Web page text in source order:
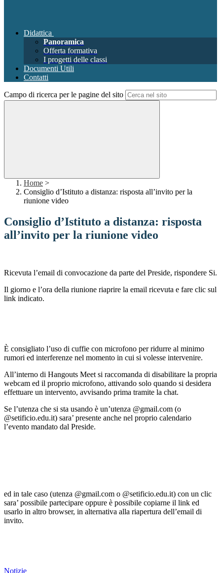
Didattica
Panoramica
Offerta formativa
I progetti delle classi
Documenti Utili
Contatti
Campo di ricerca per le pagine del sito
Home >
Consiglio d’Istituto a distanza: risposta all’invito per la
riunione video
Consiglio d’Istituto a distanza: risposta
all’invito per la riunione video
Ricevuta l’email di convocazione da parte del Preside, rispondere Si.
Il giorno e l’ora della riunione riaprire la email ricevuta e fare clic sul
link indicato.
È consigliato l’uso di cuffie con microfono per ridurre al minimo
rumori ed interferenze nel momento in cui si volesse intervenire.
All’interno di Hangouts Meet si raccomanda di disabilitare la propria
webcam ed il proprio microfono, attivando solo quando si desidera
effettuare un intervento, avvisando prima tramite la chat.
Se l’utenza che si sta usando è un’utenza @gmail.com (o
@setificio.edu.it) sara’ presente anche nel proprio calendario
l’evento mandato dal Preside.
ed in tale caso (utenza @gmail.com o @setificio.edu.it) con un clic
sara’ possibile partecipare oppure è possibile copiarne il link ed
usarlo in altro browser, in alternativa alla riapertura dell’email di
invito.
Notizie